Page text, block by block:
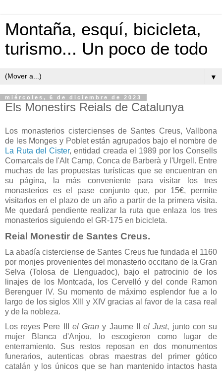
Montaña, esquí, bicicleta,
turismo... Un poco de todo
▼
miércoles, 6 de diciembre de 2023
Els Monestirs Reials de Catalunya
Los monasterios cistercienses de Santes Creus, Vallbona
de les Monges y Poblet están agrupados bajo el nombre de
La Ruta del Cister, entidad creada el 1989 por los Consells
Comarcals de l'Alt Camp, Conca de Barberà y l'Urgell. Entre
muchas de las propuestas turísticas que se encuentran en
su página, la más conveniente para visitar los tres
monasterios es el pase conjunto que, por 15€, permite
visitarlos en el plazo de un año a partir de la primera visita.
Me quedará pendiente realizar la ruta que enlaza los tres
monasterios siguiendo el GR-175 en bicicleta.
Reial Monestir de Santes Creus.
La abadía cisterciense de Santes Creus fue fundada el 1160
por monjes provenientes del monasterio occitano de la Gran
Selva (Tolosa de Llenguadoc), bajo el patrocinio de los
linajes de los Montcada, los Cervelló y del conde Ramon
Berenguer IV. Su momento de máximo esplendor fue a lo
largo de los siglos XIII y XIV gracias al favor de la casa real
y de la nobleza.
Los reyes Pere III el Gran y Jaume IIel Just, junto con su
mujer Blanca d'Anjou, lo escogieron como lugar de
enterramiento. Sus restos reposan en dos monumentos
funerarios, autenticas obras maestras del primer gótico
catalán y los únicos que se han mantenido intactos hasta